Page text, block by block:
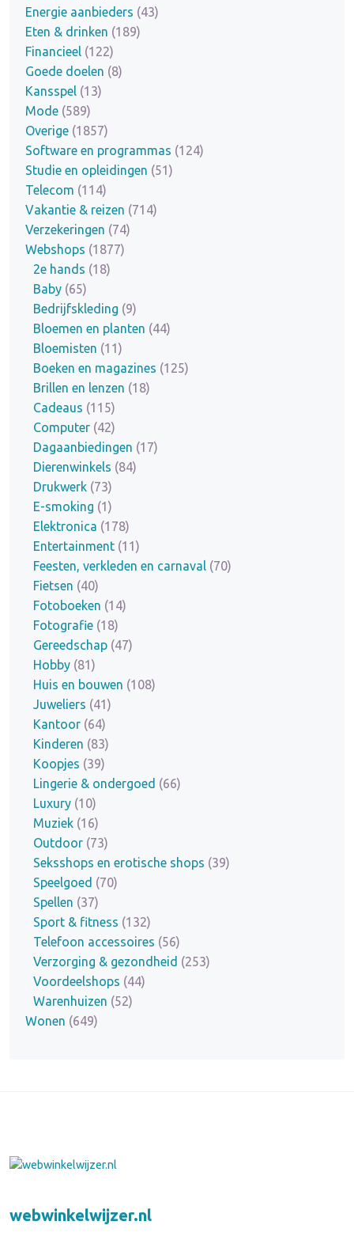
Energie aanbieders (43)
Eten & drinken (189)
Financieel (122)
Goede doelen (8)
Kansspel (13)
Mode (589)
Overige (1857)
Software en programmas (124)
Studie en opleidingen (51)
Telecom (114)
Vakantie & reizen (714)
Verzekeringen (74)
Webshops (1877)
2e hands (18)
Baby (65)
Bedrijfskleding (9)
Bloemen en planten (44)
Bloemisten (11)
Boeken en magazines (125)
Brillen en lenzen (18)
Cadeaus (115)
Computer (42)
Dagaanbiedingen (17)
Dierenwinkels (84)
Drukwerk (73)
E-smoking (1)
Elektronica (178)
Entertainment (11)
Feesten, verkleden en carnaval (70)
Fietsen (40)
Fotoboeken (14)
Fotografie (18)
Gereedschap (47)
Hobby (81)
Huis en bouwen (108)
Juweliers (41)
Kantoor (64)
Kinderen (83)
Koopjes (39)
Lingerie & ondergoed (66)
Luxury (10)
Muziek (16)
Outdoor (73)
Seksshops en erotische shops (39)
Speelgoed (70)
Spellen (37)
Sport & fitness (132)
Telefoon accessoires (56)
Verzorging & gezondheid (253)
Voordeelshops (44)
Warenhuizen (52)
Wonen (649)
webwinkelwijzer.nl